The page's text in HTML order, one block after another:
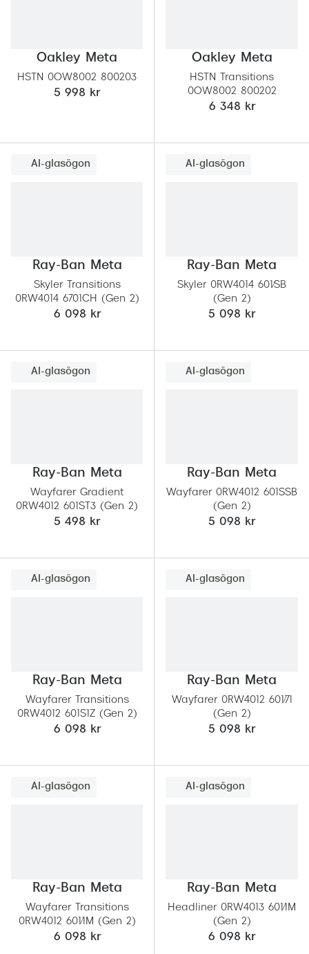
Oakley Meta
HSTN 0OW8002 800203
5 998 kr
Oakley Meta
HSTN Transitions
0OW8002 800202
6 348 kr
AI-glasögon
Ray-Ban Meta
Skyler Transitions
0RW4014 6701CH (Gen 2)
6 098 kr
AI-glasögon
Ray-Ban Meta
Skyler 0RW4014 601/SB
(Gen 2)
5 098 kr
AI-glasögon
Ray-Ban Meta
Wayfarer Gradient
0RW4012 601ST3 (Gen 2)
5 498 kr
AI-glasögon
Ray-Ban Meta
Wayfarer 0RW4012 601SSB
(Gen 2)
5 098 kr
AI-glasögon
Ray-Ban Meta
Wayfarer Transitions
0RW4012 601S1Z (Gen 2)
6 098 kr
AI-glasögon
Ray-Ban Meta
Wayfarer 0RW4012 601/71
(Gen 2)
5 098 kr
AI-glasögon
Ray-Ban Meta
Wayfarer Transitions
0RW4012 601/1M (Gen 2)
6 098 kr
AI-glasögon
Ray-Ban Meta
Headliner 0RW4013 601/1M
(Gen 2)
6 098 kr